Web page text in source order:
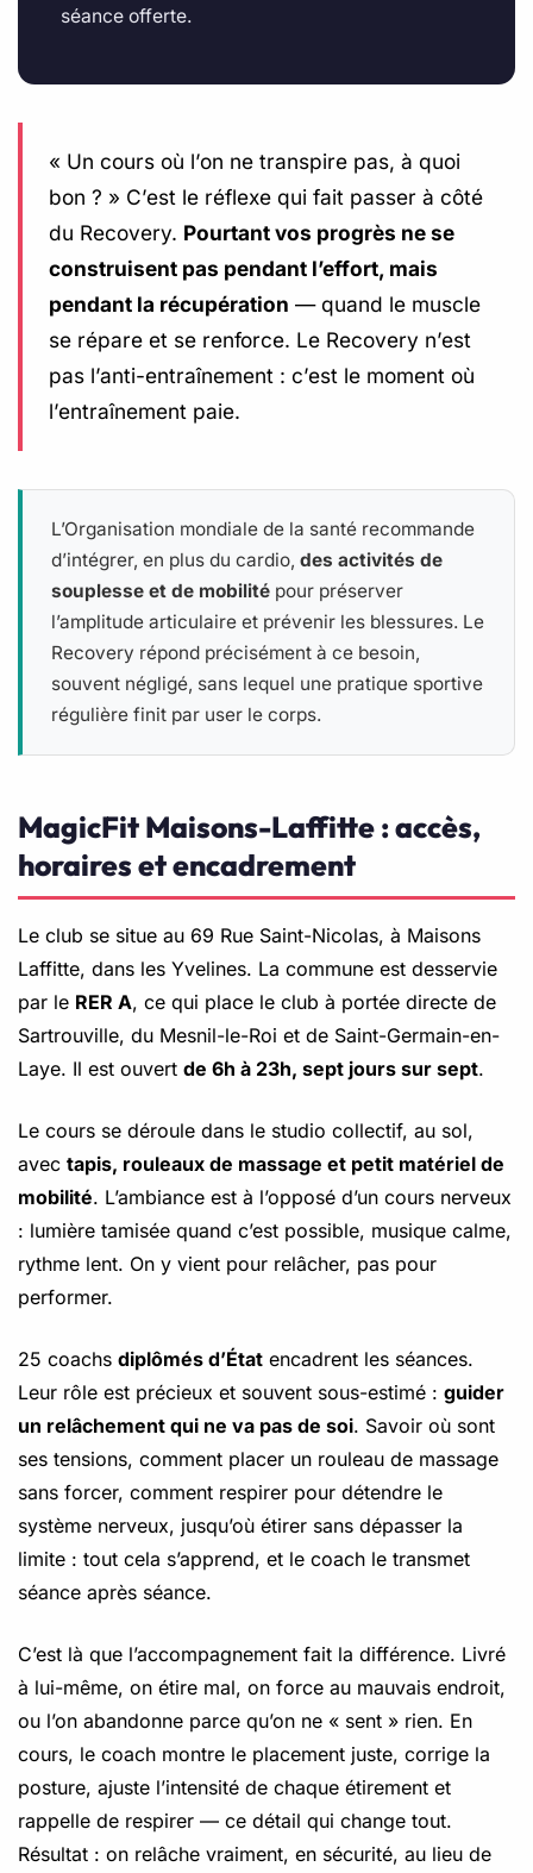
séance offerte.
« Un cours où l’on ne transpire pas, à quoi
bon ? » C’est le réflexe qui fait passer à côté
du Recovery. Pourtant vos progrès ne se
construisent pas pendant l’effort, mais
pendant la récupération — quand le muscle
se répare et se renforce. Le Recovery n’est
pas l’anti-entraînement : c’est le moment où
l’entraînement paie.
L’Organisation mondiale de la santé recommande
d’intégrer, en plus du cardio, des activités de
souplesse et de mobilité pour préserver
l’amplitude articulaire et prévenir les blessures. Le
Recovery répond précisément à ce besoin,
souvent négligé, sans lequel une pratique sportive
régulière finit par user le corps.
MagicFit Maisons-Laffitte : accès,
horaires et encadrement
Le club se situe au 69 Rue Saint-Nicolas, à Maisons
Laffitte, dans les Yvelines. La commune est desservie
par le RER A, ce qui place le club à portée directe de
Sartrouville, du Mesnil-le-Roi et de Saint-Germain-en-
Laye. Il est ouvert de 6h à 23h, sept jours sur sept.
Le cours se déroule dans le studio collectif, au sol,
avec tapis, rouleaux de massage et petit matériel de
mobilité. L’ambiance est à l’opposé d’un cours nerveux
: lumière tamisée quand c’est possible, musique calme,
rythme lent. On y vient pour relâcher, pas pour
performer.
25 coachs diplômés d’État encadrent les séances.
Leur rôle est précieux et souvent sous-estimé : guider
un relâchement qui ne va pas de soi. Savoir où sont
ses tensions, comment placer un rouleau de massage
sans forcer, comment respirer pour détendre le
système nerveux, jusqu’où étirer sans dépasser la
limite : tout cela s’apprend, et le coach le transmet
séance après séance.
C’est là que l’accompagnement fait la différence. Livré
à lui-même, on étire mal, on force au mauvais endroit,
ou l’on abandonne parce qu’on ne « sent » rien. En
cours, le coach montre le placement juste, corrige la
posture, ajuste l’intensité de chaque étirement et
rappelle de respirer — ce détail qui change tout.
Résultat : on relâche vraiment, en sécurité, au lieu de